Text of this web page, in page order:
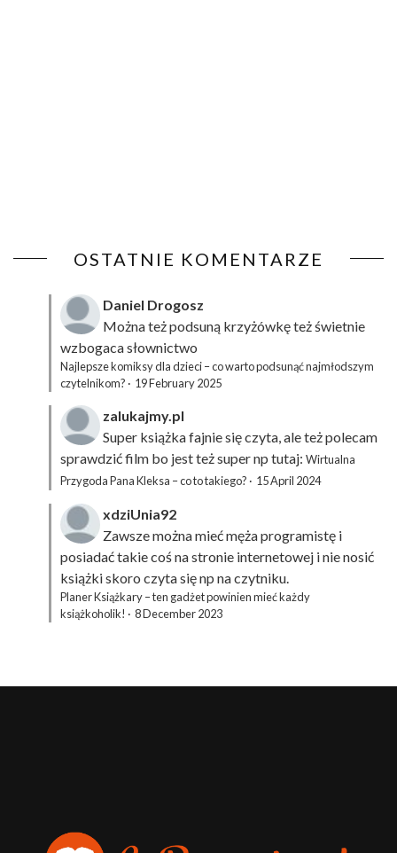
OSTATNIE KOMENTARZE
Daniel Drogosz
Można też podsuną krzyżówkęteż świetnie
wzbogaca słownictwo
Najlepsze komiksy dla dzieci – co warto podsunąć najmłodszym
czytelnikom? · 19 February 2025
zalukajmy.pl
Super książka fajnie się czyta, ale też polecam
sprawdzić film bo jest też super np tutaj: Wirtualna
Przygoda Pana Kleksa – co to takiego? · 15 April 2024
xdziUnia92
Zawsze można mieć męża programistę i
posiadać takie coś na stronie internetowej i nie nosić
książki skoro czyta się np na czytniku.
Planer Książkary – ten gadżet powinien mieć każdy
książkoholik! · 8 December 2023